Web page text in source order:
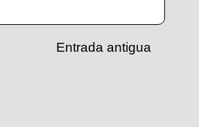
Entrada antigua